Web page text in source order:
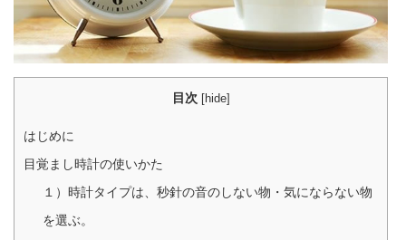
目次 [hide]
はじめに
目覚まし時計の使いかた
１）時計タイプは、秒針の音のしない物・気にならない物
を選ぶ。